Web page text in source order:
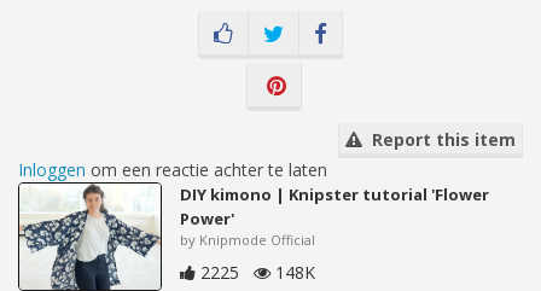
Report this item
Inloggen om een reactie achter te laten
DIY kimono | Knipster tutorial 'Flower
Power'
by Knipmode Official
2225 148K